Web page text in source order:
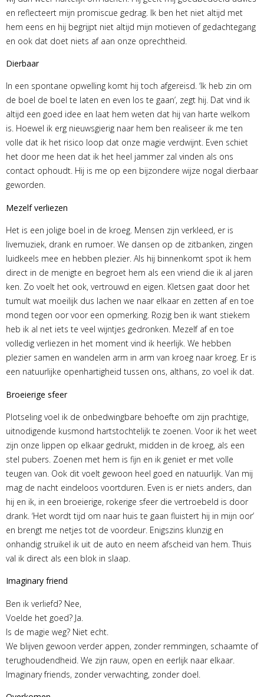
en reflecteert mijn promiscue gedrag. Ik ben het niet altijd met
hem eens en hij begrijpt niet altijd mijn motieven of gedachtegang
en ook dat doet niets af aan onze oprechtheid.
Dierbaar
In een spontane opwelling komt hij toch afgereisd. ‘Ik heb zin om
de boel de boel te laten en even los te gaan’, zegt hij. Dat vind ik
altijd een goed idee en laat hem weten dat hij van harte welkom
is. Hoewel ik erg nieuwsgierig naar hem ben realiseer ik me ten
volle dat ik het risico loop dat onze magie verdwijnt. Even schiet
het door me heen dat ik het heel jammer zal vinden als ons
contact ophoudt. Hij is me op een bijzondere wijze nogal dierbaar
geworden.
Mezelf verliezen
Het is een jolige boel in de kroeg. Mensen zijn verkleed, er is
livemuziek, drank en rumoer. We dansen op de zitbanken, zingen
luidkeels mee en hebben plezier. Als hij binnenkomt spot ik hem
direct in de menigte en begroet hem als een vriend die ik al jaren
ken. Zo voelt het ook, vertrouwd en eigen. Kletsen gaat door het
tumult wat moeilijk dus lachen we naar elkaar en zetten af en toe
mond tegen oor voor een opmerking. Rozig ben ik want stiekem
heb ik al net iets te veel wijntjes gedronken. Mezelf af en toe
volledig verliezen in het moment vind ik heerlijk. We hebben
plezier samen en wandelen arm in arm van kroeg naar kroeg. Er is
een natuurlijke openhartigheid tussen ons, althans, zo voel ik dat.
Broeierige sfeer
Plotseling voel ik de onbedwingbare behoefte om zijn prachtige,
uitnodigende kusmond hartstochtelijk te zoenen. Voor ik het weet
zijn onze lippen op elkaar gedrukt, midden in de kroeg, als een
stel pubers. Zoenen met hem is fijn en ik geniet er met volle
teugen van. Ook dit voelt gewoon heel goed en natuurlijk. Van mij
mag de nacht eindeloos voortduren. Even is er niets anders, dan
hij en ik, in een broeierige, rokerige sfeer die vertroebeld is door
drank. ‘Het wordt tijd om naar huis te gaan fluistert hij in mijn oor’
en brengt me netjes tot de voordeur. Enigszins klunzig en
onhandig struikel ik uit de auto en neem afscheid van hem. Thuis
val ik direct als een blok in slaap.
Imaginary friend
Ben ik verliefd? Nee,
Voelde het goed? Ja.
Is de magie weg? Niet echt.
We blijven gewoon verder appen, zonder remmingen, schaamte of
terughoudendheid. We zijn rauw, open en eerlijk naar elkaar.
Imaginary friends, zonder verwachting, zonder doel.